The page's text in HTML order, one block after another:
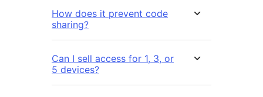
How does it prevent code
sharing?
Can I sell access for 1, 3, or
5 devices?